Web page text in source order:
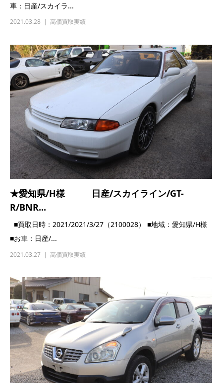
★北海道/K様 日産/スカイライン/ER34
■買取日時：2021/2021/3/20（1100035） ■地域：北海道県/K
様 ■お車：日産...
2021.03.20 高価買取実績
★千葉県/A様 日産/スカイライン/GT-
R/BNR...
■買取日時：2021/2021/3/20（1100037） ■地域：千葉県/A様
■お車：日産/...
2021.03.20 高価買取実績